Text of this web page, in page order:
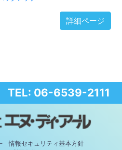
詳細ページ
TEL: 06-6539-2111
情報セキュリティ基本方針